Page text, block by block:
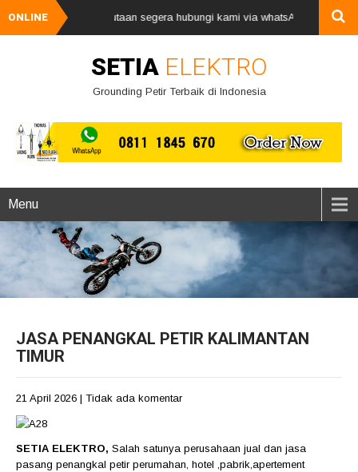
ONLINE
harga mulai 2jutaan segera hubungi kami via whatsApp
SETIA ELEKTRO
Grounding Petir Terbaik di Indonesia
Menu
JASA PENANGKAL PETIR KALIMANTAN
TIMUR
21 April 2026 | Tidak ada komentar
SETIA ELEKTRO, Salah satunya perusahaan jual dan jasa
pasang penangkal petir perumahan, hotel ,pabrik,apertement